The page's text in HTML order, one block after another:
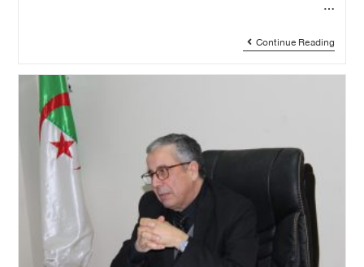
…
Continue Reading